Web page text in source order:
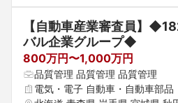
【自動車産業審査員】
バル企業グループ◆
800万円〜1,000万円
品質管理 品質管理 品質管理
電気・電子 自動車・自動車部品